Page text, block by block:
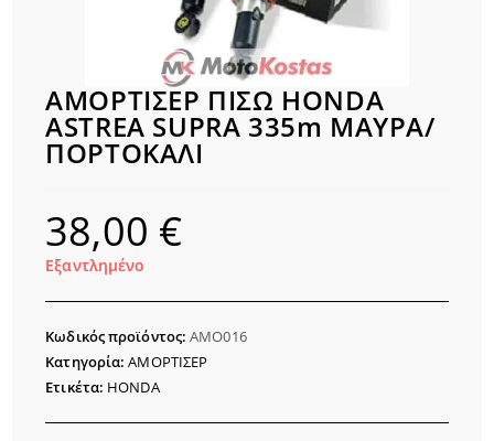
ΑΜΟΡΤΙΣΕΡ ΠΙΣΩ HONDA
ASTREA SUPRA 335m ΜΑΥΡΑ/
ΠΟΡΤΟΚΑΛΙ
38,00 €
Εξαντλημένο
Κωδικός προϊόντος:AMO016
Κατηγορία:ΑΜΟΡΤΙΣΕΡ
Ετικέτα: HONDA